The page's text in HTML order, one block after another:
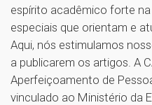
espírito acadêmico forte
especiais que orientam e
Aqui, nós estimulamos
a publicarem os artigos. A
Aperfeiçoamento de
vinculado ao Ministério da